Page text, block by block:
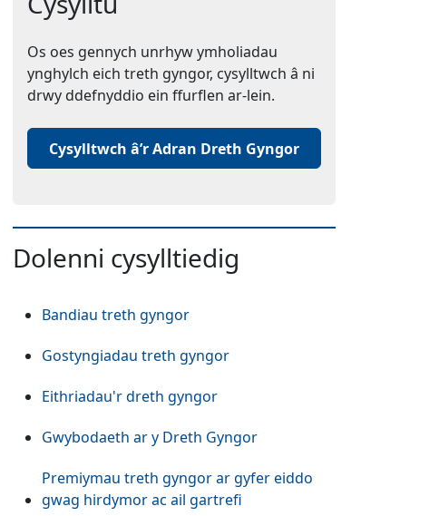
Os oes gennych unrhyw ymholiadau
ynghylch eich treth gyngor, cysylltwch â ni
drwy ddefnyddio ein ffurflen ar-lein.
Cysylltwch â’r Adran Dreth Gyngor(Yn agor mewn
Dolenni cysylltiedig
Bandiau treth gyngor
Gostyngiadau treth gyngor
Eithriadau'r dreth gyngor
Gwybodaeth ar y Dreth Gyngor
Premiymau treth gyngor ar gyfer eiddo
gwag hirdymor ac ail gartrefi